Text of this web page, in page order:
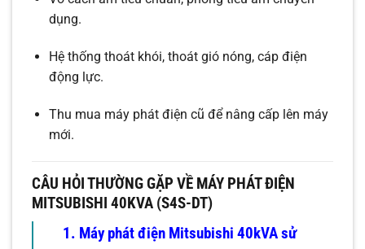
dụng.
Hệ thống thoát khói, thoát gió nóng, cáp điện
động lực.
Thu mua máy phát điện cũ để nâng cấp lên máy
mới.
CÂU HỎI THƯỜNG GẶP VỀ MÁY PHÁT ĐIỆN
MITSUBISHI 40KVA (S4S-DT)
1. Máy phát điện Mitsubishi 40kVA sử